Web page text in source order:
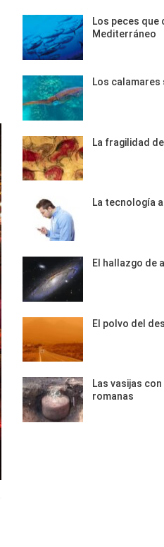
Los peces que
Mediterráneo
Los calamares
La fragilidad
La tecnología
El hallazgo de
El polvo del
Las vasijas
romanas